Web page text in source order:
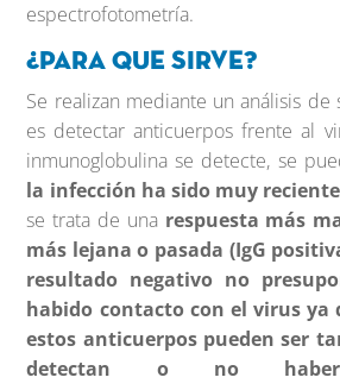
espectrofotometría.
¿Para que sirve?
Se realizan mediante un análisis de
es detectar anticuerpos frente al
inmunoglobulina se detecte, se
la infección ha sido muy
se trata de unarespuesta más
más lejana o pasada (IgG
resultado negativo no
habido contacto con el virus ya
estos anticuerpos pueden ser
detectan o no